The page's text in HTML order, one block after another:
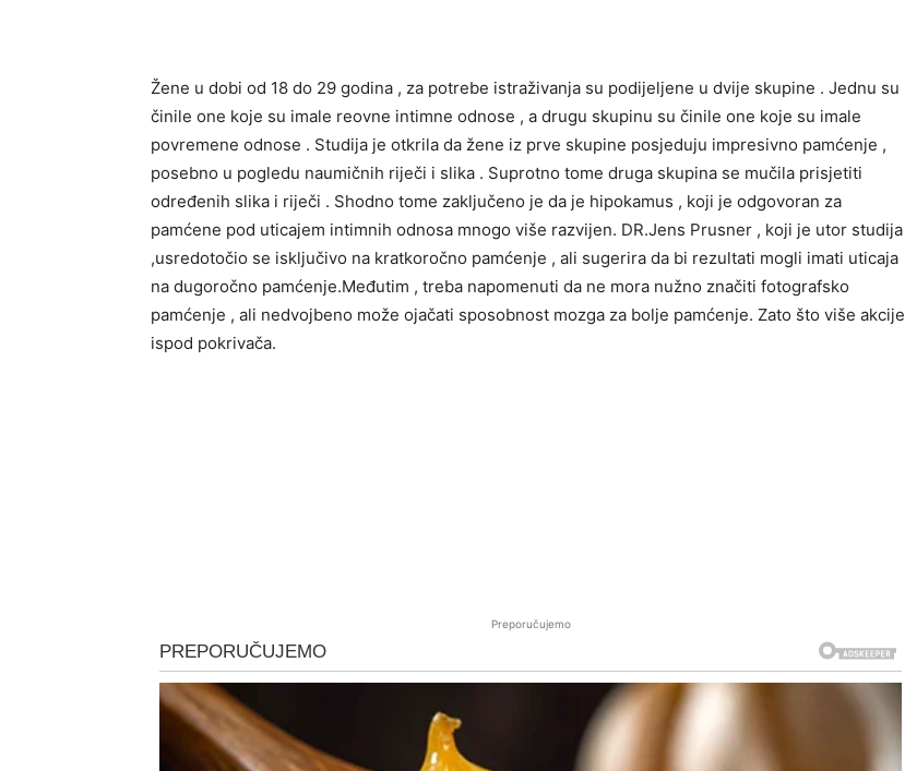
Žene u dobi od 18 do 29 godina , za potrebe istraživanja su podijeljene u dvije skupine . Jednu su
činile one koje su imale reovne intimne odnose , a drugu skupinu su činile one koje su imale
povremene odnose . Studija je otkrila da žene iz prve skupine posjeduju impresivno pamćenje ,
posebno u pogledu naumičnih riječi i slika . Suprotno tome druga skupina se mučila prisjetiti
određenih slika i riječi . Shodno tome zaključeno je da je hipokamus , koji je odgovoran za
pamćene pod uticajem intimnih odnosa mnogo više razvijen. DR.Jens Prusner , koji je utor studija
,usredotočio se isključivo na kratkoročno pamćenje , ali sugerira da bi rezultati mogli imati uticaja
na dugoročno pamćenje.Međutim , treba napomenuti da ne mora nužno značiti fotografsko
pamćenje , ali nedvojbeno može ojačati sposobnost mozga za bolje pamćenje. Zato što više akcije
ispod pokrivača.
Preporučujemo